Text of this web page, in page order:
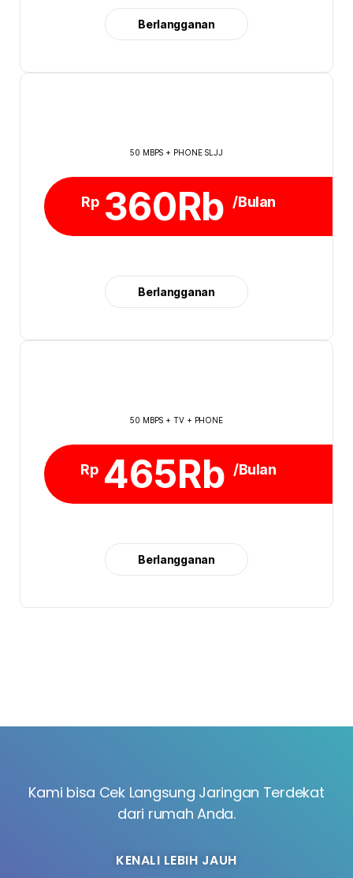
Berlangganan
50 MBPS + PHONE SLJJ
Rp 360Rb /Bulan
Berlangganan
50 MBPS + TV + PHONE
Rp 465Rb /Bulan
Berlangganan
Kami bisa Cek Langsung Jaringan Terdekat
dari rumah Anda.
KENALI LEBIH JAUH